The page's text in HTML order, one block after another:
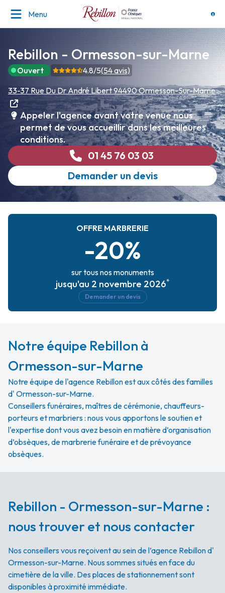
Menu
Rebillon - Ormesson-sur-Marne
Ouvert 4.8/5(54avis)
33-37 Rue Du Dr André Libert94490 Ormesson-Sur-Marne
01 45 76 03 03
Demander un devis
Appeler l'agence avant votre venue nous
permet de vous accueillir dans les meilleures
conditions.
OFFRE MARBRERIE
-20%
sur tous nos monuments
jusqu'au 2 novembre 2026*
Demander un devis
Notre équipe Rebillon à
Ormesson-sur-Marne
Notre équipe de l'agence Rebillon est aux côtés des familles
d' Ormesson-sur-Marne.
Conseillers funéraires, maîtres de cérémonie, chauffeurs-
porteurs et marbriers : nous vous apportons le soutien et
l'expertise dont vous avez besoin en matière d’organisation
d’obsèques, de marbrerie funéraire et de prévoyance
obsèques.
Rebillon - Ormesson-sur-Marne :
nous trouver et nous contacter
Nos conseillers vous reçoivent au sein de l’agence Rebillon d'
Ormesson-sur-Marne. Nous sommes situés en face du
cimetière de la ville. Des places de stationnement sont
disponibles à proximité immédiate.